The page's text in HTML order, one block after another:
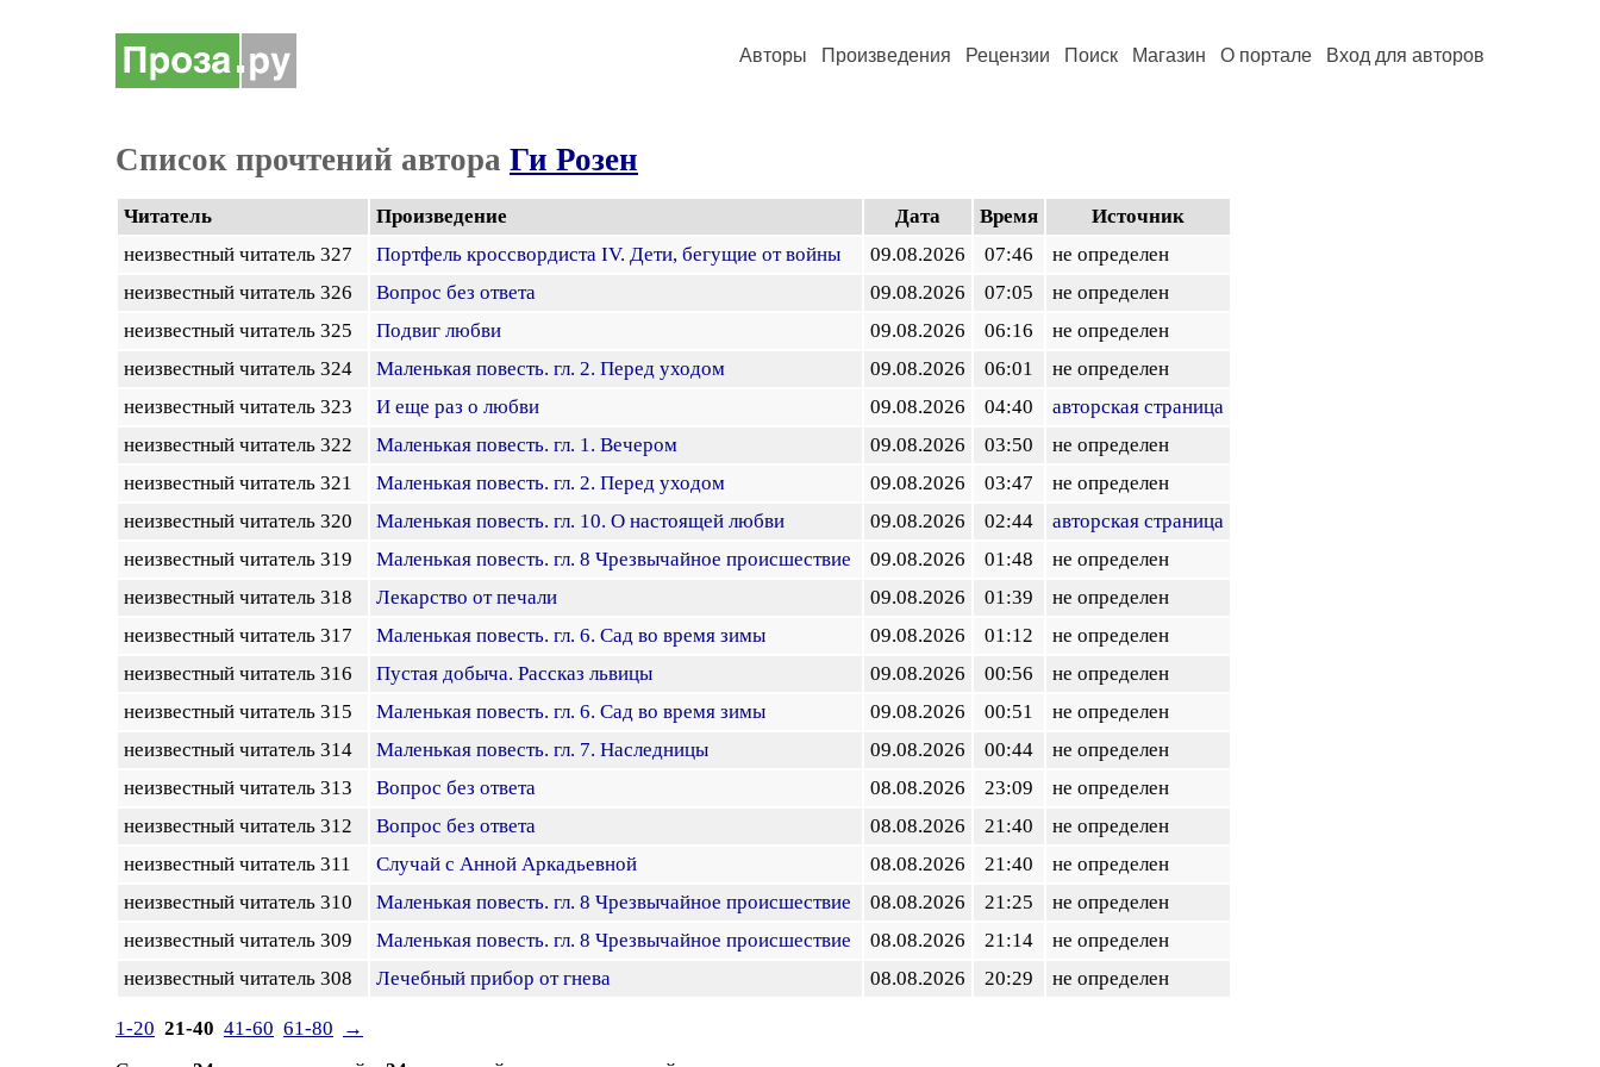
Авторы Произведения Рецензии Поиск Магазин О портале Вход для авторов
Список прочтений автора Ги Розен
Читатель Произведение Дата Время
Источник
неизвестный читатель 327
Портфель кроссвордиста IV. Дети, бегущие от войны 09.08.2026 07:46
не определен
неизвестный читатель 326
Вопрос без ответа 09.08.2026 07:05
не определен
неизвестный читатель 325
Подвиг любви 09.08.2026 06:16
не определен
неизвестный читатель 324
Маленькая повесть. гл. 2. Перед уходом 09.08.2026 06:01
не определен
неизвестный читатель 323
И еще раз о любви 09.08.2026 04:40
авторская страница
неизвестный читатель 322
Маленькая повесть. гл. 1. Вечером 09.08.2026 03:50
не определен
неизвестный читатель 321
Маленькая повесть. гл. 2. Перед уходом 09.08.2026 03:47
не определен
неизвестный читатель 320
Маленькая повесть. гл. 10. О настоящей любви 09.08.2026 02:44
авторская страница
неизвестный читатель 319
Маленькая повесть. гл. 8 Чрезвычайное происшествие 09.08.2026 01:48
не определен
неизвестный читатель 318
Лекарство от печали 09.08.2026 01:39
не определен
неизвестный читатель 317
Маленькая повесть. гл. 6. Сад во время зимы 09.08.2026 01:12
не определен
неизвестный читатель 316
Пустая добыча. Рассказ львицы 09.08.2026 00:56
не определен
неизвестный читатель 315
Маленькая повесть. гл. 6. Сад во время зимы 09.08.2026 00:51
не определен
неизвестный читатель 314
Маленькая повесть. гл. 7. Наследницы 09.08.2026 00:44
не определен
неизвестный читатель 313
Вопрос без ответа 08.08.2026 23:09
не определен
неизвестный читатель 312
Вопрос без ответа 08.08.2026 21:40
не определен
неизвестный читатель 311
Случай с Анной Аркадьевной 08.08.2026 21:40
не определен
неизвестный читатель 310
Маленькая повесть. гл. 8 Чрезвычайное происшествие 08.08.2026 21:25
не определен
неизвестный читатель 309
Маленькая повесть. гл. 8 Чрезвычайное происшествие 08.08.2026 21:14
не определен
неизвестный читатель 308
Лечебный прибор от гнева 08.08.2026 20:29 не определен
1-20 21-40 41-60 61-80
→